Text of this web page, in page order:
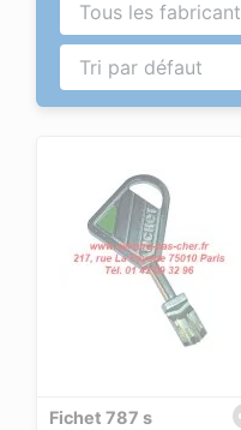
Fichet 787 s